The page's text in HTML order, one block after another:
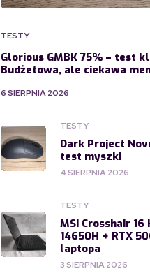
TESTY
Glorious GMBK 75% – test
Budżetowa, ale ciekawa
6 SIERPNIA 2026
TESTY
Dark Project
test myszki
4 SIERPNIA 2026
TESTY
MSI Crosshair 16
14650H + RTX
laptopa
3 SIERPNIA 2026